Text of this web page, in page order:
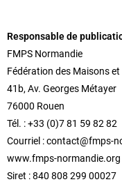
Responsable de
FMPS Normandie
Fédération des Maisons
41b, Av. Georges Métayer
76000 Rouen
Tél. : +33 (0)7 81 59 82 82
Courriel : contact@fmps-
www.fmps-normandie.org
Siret : 840 808 299 00027